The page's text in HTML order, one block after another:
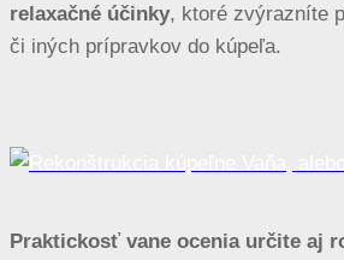
relaxačné účinky, ktoré zvýrazníte
či iných prípravkov do kúpeľa.
Praktickosť vane ocenia určite aj